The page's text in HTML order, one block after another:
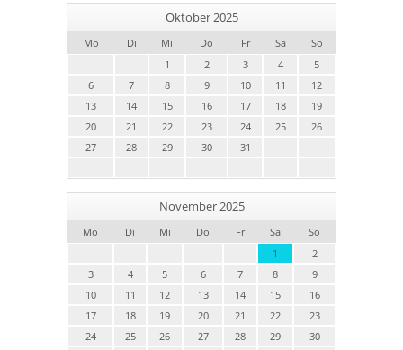
Oktober 2025
Mo Di Mi Do Fr Sa
So
1
2 3 4
5
6
7 8 9 10 11
12
13
14 15 16 17 18
19
20
21 22 23 24 25
26
27
28 29 30 31
November 2025
Mo Di Mi Do Fr Sa
So
1
2
3
4 5 6 7 8
9
10
11 12 13 14 15
16
17
18 19 20 21 22
23
24
25 26 27 28 29 30